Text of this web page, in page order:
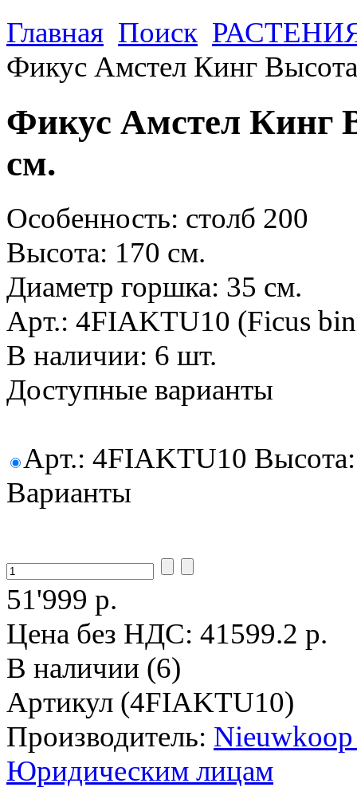
Главная Поиск
Фикус Амстел Кинг
Фикус Амстел Кинг
см.
Особенность: столб 200
Высота: 170 см.
Диаметр горшка: 35 см.
Арт.: 4FIAKTU10 (Ficus
В наличии: 6 шт.
Доступные варианты
Арт.: 4FIAKTU10
Варианты
51'999 р.
Цена без НДС: 41599.2 р.
В наличии (6)
Артикул (4FIAKTU10)
Производитель:
Юридическим лицам